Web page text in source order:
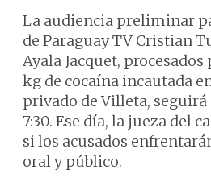
La audiencia preliminar
de Paraguay TV Cristian
Ayala Jacquet, procesados
kg de cocaína incautada
privado de Villeta, seguirá
7:30. Ese día, la jueza del
si los acusados
oral y público.